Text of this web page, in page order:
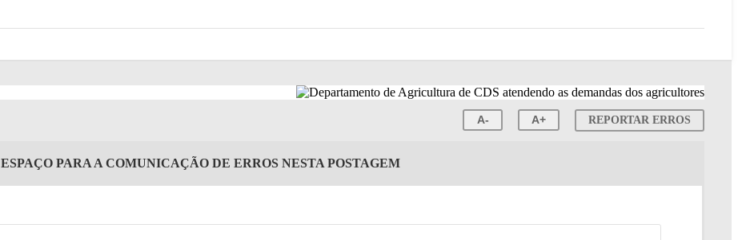
A- A+ REPORTAR ERROS
ESPAÇO PARA A COMUNICAÇÃO DE ERROS NESTA POSTAGEM